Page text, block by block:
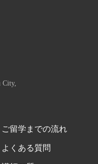
City,
ご留学までの流れ
よくある質問